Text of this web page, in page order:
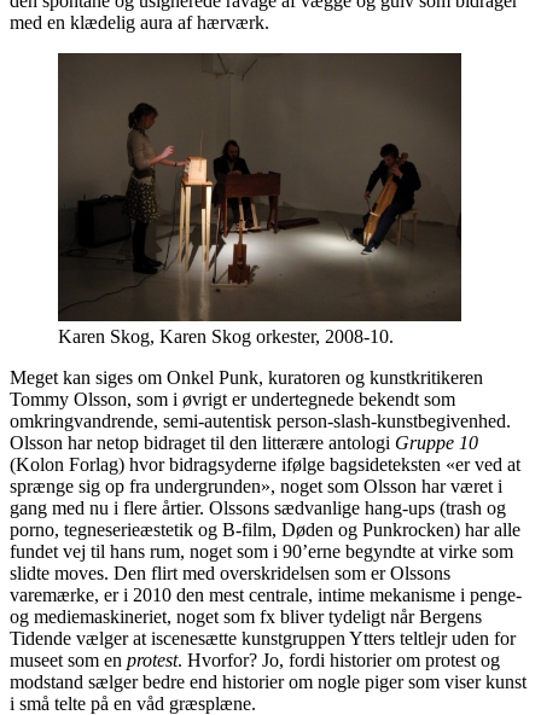
med en klædelig aura af hærværk.
Karen Skog, Karen Skog orkester, 2008-10.
Meget kan siges om Onkel Punk, kuratoren og kunstkritikeren
Tommy Olsson, som i øvrigt er undertegnede bekendt som
omkringvandrende, semi-autentisk person-slash-kunstbegivenhed.
Olsson har netop bidraget til den litterære antologi Gruppe 10
(Kolon Forlag) hvor bidragsyderne ifølge bagsideteksten «er ved at
sprænge sig op fra undergrunden», noget som Olsson har været i
gang med nu i flere årtier. Olssons sædvanlige hang-ups (trash og
porno, tegneserieæstetik og B-film, Døden og Punkrocken) har alle
fundet vej til hans rum, noget som i 90’erne begyndte at virke som
slidte moves. Den flirt med overskridelsen som er Olssons
varemærke, er i 2010 den mest centrale, intime mekanisme i penge-
og mediemaskineriet, noget som fx bliver tydeligt når Bergens
Tidende vælger at iscenesætte kunstgruppen Ytters teltlejr uden for
museet som en protest. Hvorfor? Jo, fordi historier om protest og
modstand sælger bedre end historier om nogle piger som viser kunst
i små telte på en våd græsplæne.